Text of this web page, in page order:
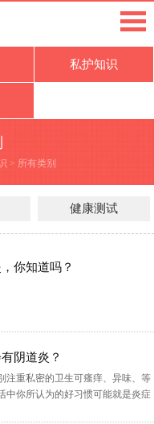
私护知识
> 所有类别
健康测试
你知道吗？
阴道炎？
注重私密的卫生可瘙痒、异味、等
中你所认为的好习惯可能就是炎症